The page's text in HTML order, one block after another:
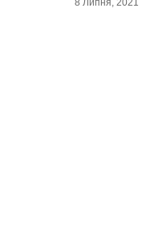
8 Липня, 2021